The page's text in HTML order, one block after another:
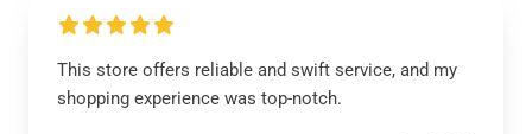
This store offers reliable and swift service, and my
shopping experience was top-notch.